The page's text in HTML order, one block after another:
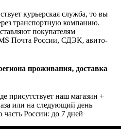
курьерская служба, то вы
транспортную компанию.
покупателям
Почта России, СДЭК, авито-
проживания, доставка
присутствует наш магазин +
или на следующий день
часть России: до 7 дней